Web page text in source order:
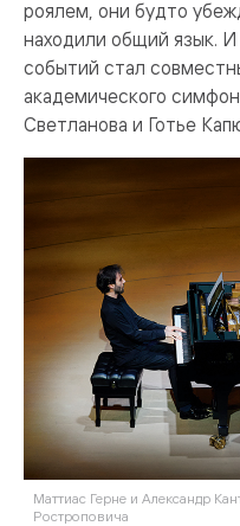
роялем, они будто
находили общий язык.
событий стал
академического
Светланова и Готье
Маттиас Герне и Александр
Ростроповича